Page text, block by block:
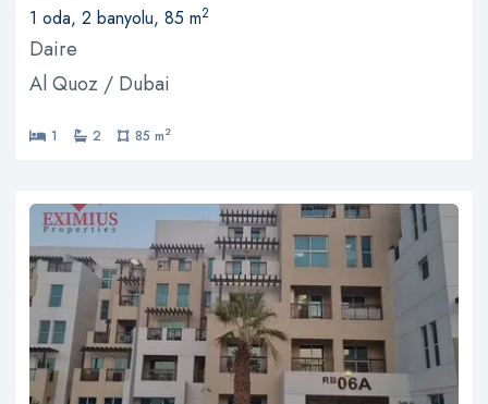
1 oda, 2 banyolu, 85 m2
Daire
Al Quoz / Dubai
1 2 85 m2